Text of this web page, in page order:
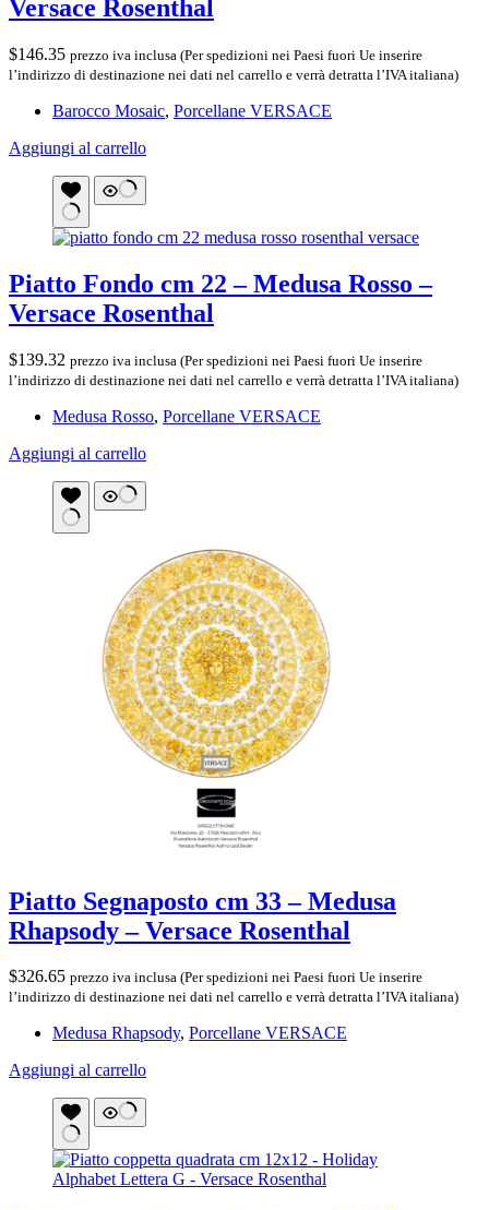
Versace Rosenthal
$146.35 prezzo iva inclusa (Per spedizioni nei Paesi fuori Ue inserire
l’indirizzo di destinazione nei dati nel carrello e verrà detratta l’IVA italiana)
Barocco Mosaic, Porcellane VERSACE
Aggiungi al carrello
Piatto Fondo cm 22 – Medusa Rosso –
Versace Rosenthal
$139.32 prezzo iva inclusa (Per spedizioni nei Paesi fuori Ue inserire
l’indirizzo di destinazione nei dati nel carrello e verrà detratta l’IVA italiana)
Medusa Rosso, Porcellane VERSACE
Aggiungi al carrello
Piatto Segnaposto cm 33 – Medusa
Rhapsody – Versace Rosenthal
$326.65 prezzo iva inclusa (Per spedizioni nei Paesi fuori Ue inserire
l’indirizzo di destinazione nei dati nel carrello e verrà detratta l’IVA italiana)
Medusa Rhapsody, Porcellane VERSACE
Aggiungi al carrello